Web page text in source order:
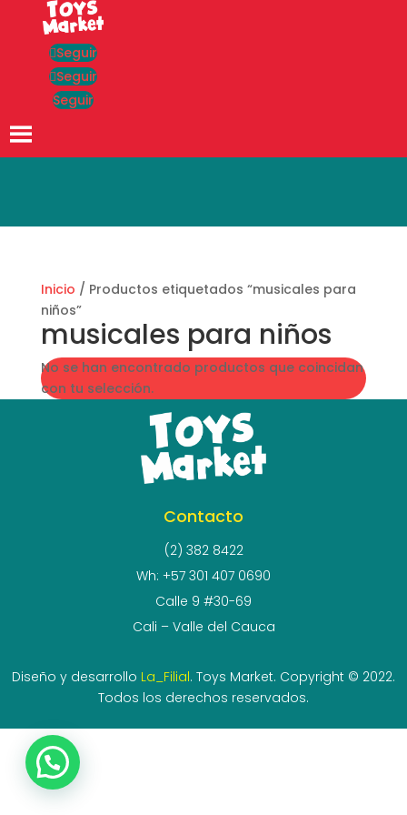
Seguir
Seguir
Seguir
Inicio / Productos etiquetados “musicales para
niños”
musicales para niños
No se han encontrado productos que coincidan
con tu selección.
Contacto
(2) 382 8422
Wh: +57 301 407 0690
Calle 9 #30-69
Cali – Valle del Cauca
Diseño y desarrollo La_Filial. Toys Market. Copyright © 2022.
Todos los derechos reservados.